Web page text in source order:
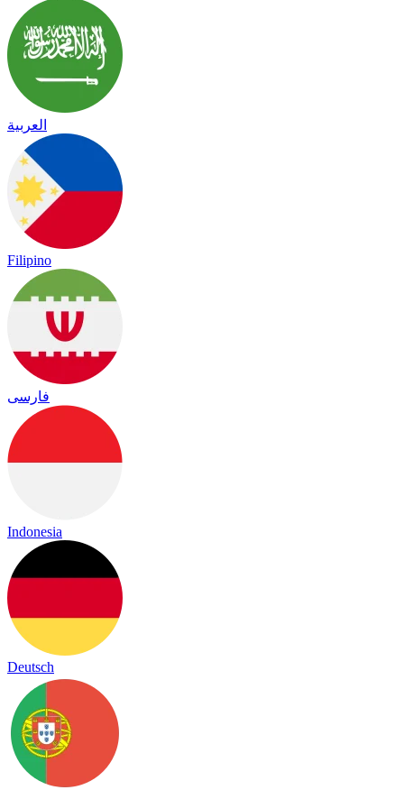
العربية
Filipino
فارسی
Indonesia
Deutsch